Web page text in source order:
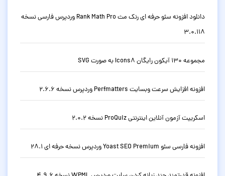
دانلود افزونه سئو حرفه ای رنک مث Rank Math Pro وردپرس فارسی نسخه
3.0.118
مجموعه 130 آیکون رایگان Icons8 به صورت SVG
افزونه افزایش سرعت وبسایت Perfmatters وردپرس نسخه 2.6.6
اسکریپت آزمون آنلاین اینترنتی ProQuiz نسخه 2.0.2
افزونه فارسی سئو Yoast SEO Premium وردپرس نسخه حرفه ای 28.1